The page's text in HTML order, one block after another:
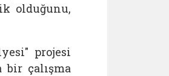
olduğunu,
projesi
bir çalışma